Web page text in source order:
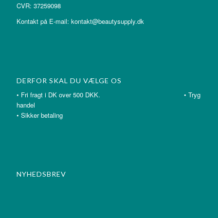
CVR: 37259098
Kontakt på E-mail: kontakt@beautysupply.dk
DERFOR SKAL DU VÆLGE OS
• Fri fragt i DK over 500 DKK. • Tryg
handel
• Sikker betaling
NYHEDSBREV